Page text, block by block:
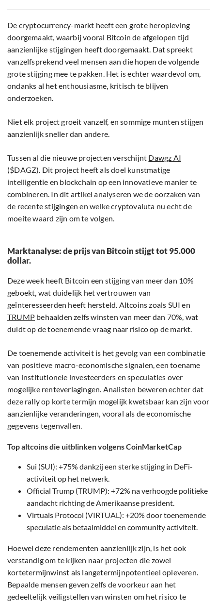
De cryptocurrency-markt heeft een grote heropleving
doorgemaakt, waarbij vooral Bitcoin de afgelopen tijd
aanzienlijke stijgingen heeft doorgemaakt. Dat spreekt
vanzelfsprekend veel mensen aan die hopen de volgende
grote stijging mee te pakken. Het is echter waardevol om,
ondanks al het enthousiasme, kritisch te blijven
onderzoeken.
Niet elk project groeit vanzelf, en sommige munten stijgen
aanzienlijk sneller dan andere.
Tussen al die nieuwe projecten verschijnt Dawgz AI
($DAGZ). Dit project heeft als doel kunstmatige
intelligentie en blockchain op een innovatieve manier te
combineren. In dit artikel analyseren we de oorzaken van
de recente stijgingen en welke cryptovaluta nu echt de
moeite waard zijn om te volgen.
Marktanalyse: de prijs van Bitcoin stijgt tot 95.000
dollar.
Deze week heeft Bitcoin een stijging van meer dan 10%
geboekt, wat duidelijk het vertrouwen van
geïnteresseerden heeft hersteld. Altcoins zoals SUI en
TRUMP behaalden zelfs winsten van meer dan 70%, wat
duidt op de toenemende vraag naar risico op de markt.
De toenemende activiteit is het gevolg van een combinatie
van positieve macro-economische signalen, een toename
van institutionele investeerders en speculaties over
mogelijke renteverlagingen. Analisten beweren echter dat
deze rally op korte termijn mogelijk kwetsbaar kan zijn voor
aanzienlijke veranderingen, vooral als de economische
gegevens tegenvallen.
Top altcoins die uitblinken volgens CoinMarketCap
Sui (SUI): +75% dankzij een sterke stijging in DeFi-
activiteit op het netwerk.
Official Trump (TRUMP): +72% na verhoogde politieke
aandacht richting de Amerikaanse president.
Virtuals Protocol (VIRTUAL): +20% door toenemende
speculatie als betaalmiddel en community activiteit.
Hoewel deze rendementen aanzienlijk zijn, is het ook
verstandig om te kijken naar projecten die zowel
kortetermijnwinst als langetermijnpotentieel opleveren.
Bepaalde mensen geven zelfs de voorkeur aan het
gedeeltelijk veiligstellen van winsten om het risico te